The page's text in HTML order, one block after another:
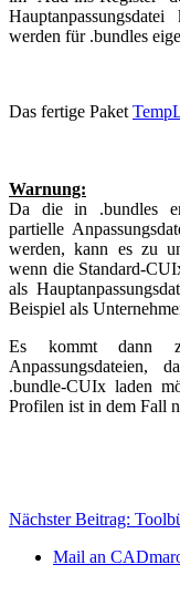
werden für .bundles
Das fertige Paket
Warnung:
Da die in .bundles
partielle
werden, kann es zu
wenn die Standard-
als
Beispiel als
Es kommt dann
Anpassungsdateien,
.bundle-CUIx laden
Profilen ist in dem Fall
Nächster Beitrag:
Mail an